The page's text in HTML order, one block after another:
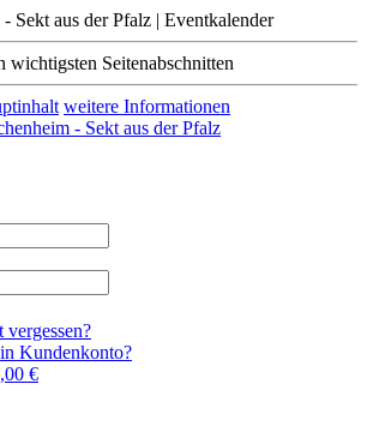
Sekt aus der Pfalz | Eventkalender
wichtigsten Seitenabschnitten
weitere Informationen
vergessen?
Kundenkonto?
€